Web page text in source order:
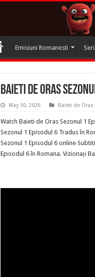
Emisiuni Romanesti
Baieti de Oras
May 30, 2026 Baieti de Oras
Watch Baieti de Oras Sezonul 1
Sezonul 1 Episodul 6 Tradus în
Sezonul 1 Episodul 6 online
Episodul 6 în Romana. Vizionați